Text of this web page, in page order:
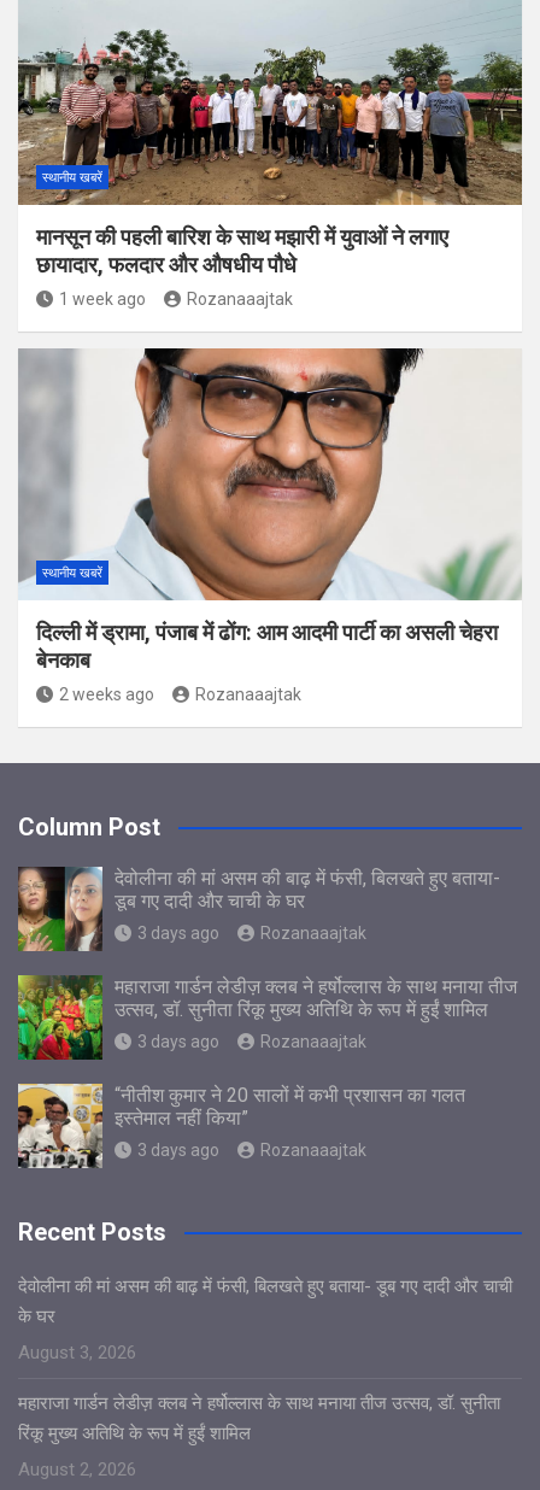
स्थानीय खबरें
मानसून की पहली बारिश के साथ मझारी में युवाओं ने लगाए
छायादार, फलदार और औषधीय पौधे
1 week ago Rozanaaajtak
स्थानीय खबरें
दिल्ली में ड्रामा, पंजाब में ढोंग: आम आदमी पार्टी का असली चेहरा
बेनकाब
2 weeks ago Rozanaaajtak
Column Post
देवोलीना की मां असम की बाढ़ में फंसी, बिलखते हुए बताया-
डूब गए दादी और चाची के घर
3 days ago Rozanaaajtak
महाराजा गार्डन लेडीज़ क्लब ने हर्षोल्लास के साथ मनाया तीज
उत्सव, डॉ. सुनीता रिंकू मुख्य अतिथि के रूप में हुईं शामिल
3 days ago Rozanaaajtak
“नीतीश कुमार ने 20 सालों में कभी प्रशासन का गलत
इस्तेमाल नहीं किया”
3 days ago Rozanaaajtak
Recent Posts
देवोलीना की मां असम की बाढ़ में फंसी, बिलखते हुए बताया- डूब गए दादी और चाची
के घर
August 3, 2026
महाराजा गार्डन लेडीज़ क्लब ने हर्षोल्लास के साथ मनाया तीज उत्सव, डॉ. सुनीता
रिंकू मुख्य अतिथि के रूप में हुईं शामिल
August 2, 2026